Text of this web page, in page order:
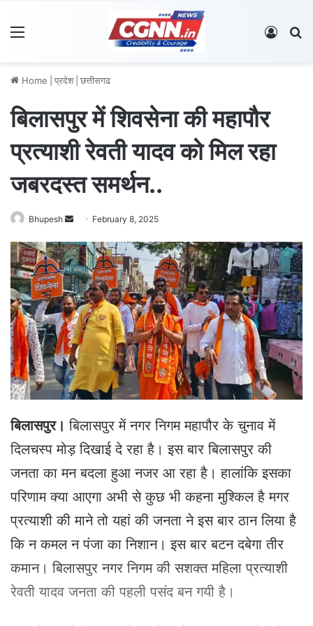
Log In
Home प्रदेश छत्तीसगढ
बिलासपुर में शिवसेना की महापौर
प्रत्याशी रेवती यादव को मिल रहा
जबरदस्त समर्थन..
Bhupesh
n
d
a
n
e
m
a
i
l
February 8, 2025
बिलासपुर। बिलासपुर में नगर निगम महापौर के चुनाव में
दिलचस्प मोड़ दिखाई दे रहा है। इस बार बिलासपुर की
जनता का मन बदला हुआ नजर आ रहा है। हालांकि इसका
परिणाम क्या आएगा अभी से कुछ भी कहना मुश्किल है मगर
प्रत्याशी की माने तो यहां की जनता ने इस बार ठान लिया है
कि न कमल न पंजा का निशान। इस बार बटन दबेगा तीर
कमान। बिलासपुर नगर निगम की सशक्त महिला प्रत्याशी
रेवती यादव जनता की पहली पसंद बन गयी है।